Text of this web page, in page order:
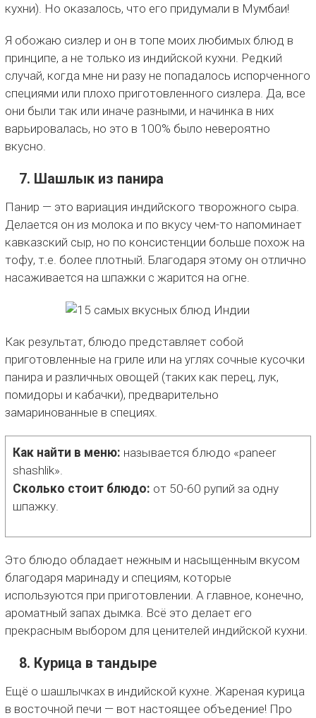
кухни). Но оказалось, что его придумали в Мумбаи!
Я обожаю сизлер и он в топе моих любимых блюд в
принципе, а не только из индийской кухни. Редкий
случай, когда мне ни разу не попадалось испорченного
специями или плохо приготовленного сизлера. Да, все
они были так или иначе разными, и начинка в них
варьировалась, но это в 100% было невероятно
вкусно.
7. Шашлык из панира
Панир — это вариация индийского творожного сыра.
Делается он из молока и по вкусу чем-то напоминает
кавказский сыр, но по консистенции больше похож на
тофу, т.е. более плотный. Благодаря этому он отлично
насаживается на шпажки с жарится на огне.
Как результат, блюдо представляет собой
приготовленные на гриле или на углях сочные кусочки
панира и различных овощей (таких как перец, лук,
помидоры и кабачки), предварительно
замаринованные в специях.
Как найти в меню: называется блюдо «paneer
shashlik».
Сколько стоит блюдо: от 50-60 рупий за одну
шпажку.
Это блюдо обладает нежным и насыщенным вкусом
благодаря маринаду и специям, которые
используются при приготовлении. А главное, конечно,
ароматный запах дымка. Всё это делает его
прекрасным выбором для ценителей индийской кухни.
8. Курица в тандыре
Ещё о шашлычках в индийской кухне. Жареная курица
в восточной печи — вот настоящее объедение! Про